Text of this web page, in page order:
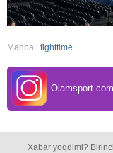
Manba : fighttime
Xabar yoqdimi?